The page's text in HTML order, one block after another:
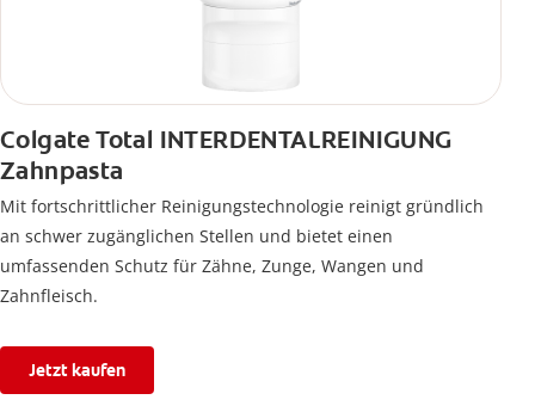
Colgate Total INTERDENTALREINIGUNG
Zahnpasta
Mit fortschrittlicher Reinigungstechnologie reinigt gründlich
an schwer zugänglichen Stellen und bietet einen
umfassenden Schutz für Zähne, Zunge, Wangen und
Zahnfleisch.
Jetzt kaufen